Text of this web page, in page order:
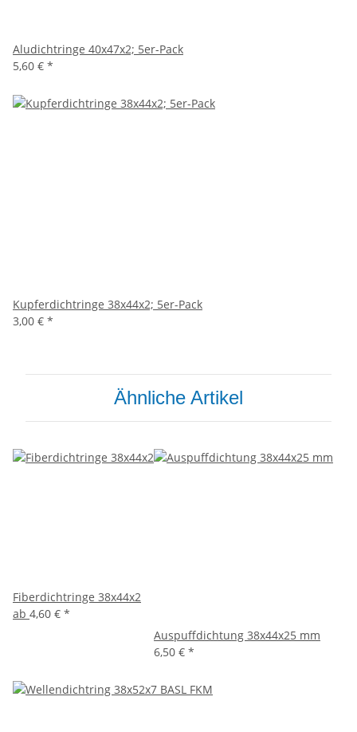
Aludichtringe 40x47x2; 5er-Pack
5,60 € *
Kupferdichtringe 38x44x2; 5er-Pack
3,00 € *
Ähnliche Artikel
Fiberdichtringe 38x44x2
ab 4,60 € *
Auspuffdichtung 38x44x25 mm
6,50 € *